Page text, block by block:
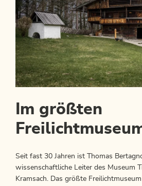
Im größten
Seit fast 30 Jahren ist Thomas
wissenschaftliche Leiter des Museum
Kramsach. Das größte